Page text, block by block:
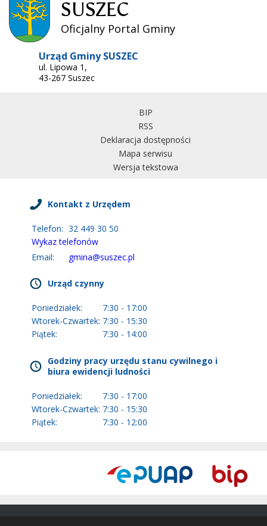
SUSZEC
Oficjalny Portal Gminy
Urząd Gminy SUSZEC
ul. Lipowa 1,
43-267 Suszec
BIP
RSS
Deklaracja dostępności
Mapa serwisu
Wersja tekstowa
Kontakt z Urzędem
Telefon: 32 449 30 50
Wykaz telefonów
Email:
gmina@suszec.pl
Urząd czynny
Poniedziałek:
7:30 - 17:00
Wtorek-Czwartek: 7:30 - 15:30
Piątek:
7:30 - 14:00
Godziny pracy urzędu stanu cywilnego i
biura ewidencji ludności
Poniedziałek:
7:30 - 17:00
Wtorek-Czwartek: 7:30 - 15:30
Piątek:
7:30 - 12:00